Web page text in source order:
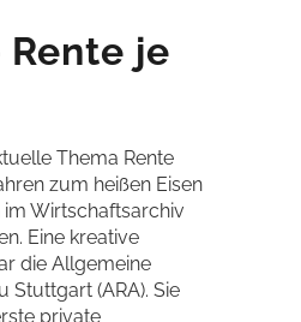
je
Thema Rente
zum heißen Eisen
Wirtschaftsarchiv
Eine kreative
die Allgemeine
Stuttgart (ARA). Sie
private